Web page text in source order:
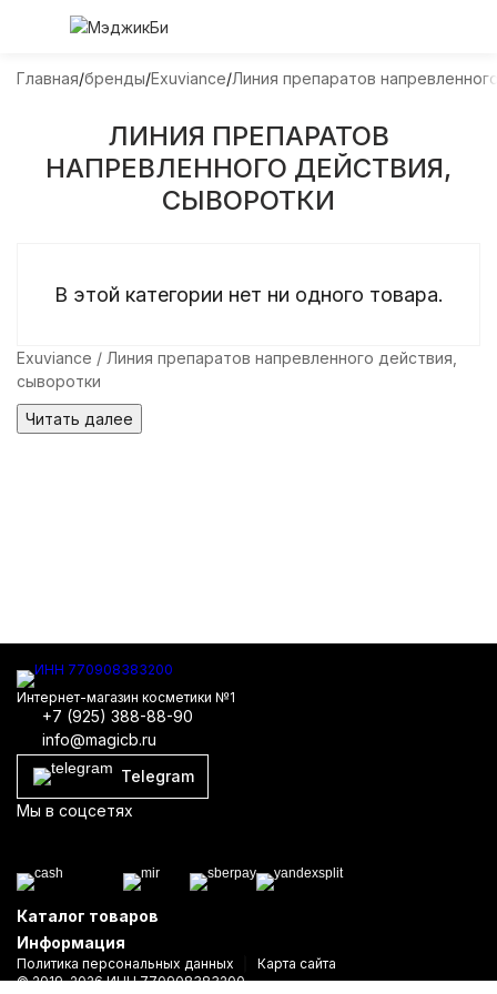
Главная бренды Exuviance Линия препаратов
ЛИНИЯ ПРЕПАРАТОВ
НАПРЕВЛЕННОГО ДЕЙСТВИЯ,
СЫВОРОТКИ
В этой категории нет ни одного товара.
Exuviance / Линия препаратов напревленного действия,
сыворотки
Читать далее
Интернет-магазин косметики №1
+7 (925) 388-88-90
info@magicb.ru
Telegram
Мы в соцсетях
Каталог товаров
Информация
Политика персональных данных
Карта сайта
© 2019-2026 ИНН 770908383200